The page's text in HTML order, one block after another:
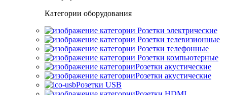
Категории оборудования
Розетки электрические
Розетки телевизионные
Розетки телефонные
Розетки компьютерные
Розетки акустические
Розетки акустические
Розетки USB